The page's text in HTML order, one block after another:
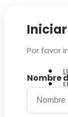
Por favor
Nombre